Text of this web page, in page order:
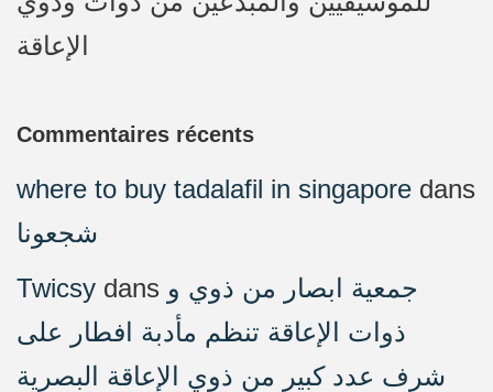
الإعاقة
Commentaires récents
where to buy tadalafil in singapore dans
شجعونا
Twicsy dans جمعية ابصار من ذوي و
ذوات الإعاقة تنظم مأدبة افطار على
شرف عدد كبير من ذوي الإعاقة البصرية